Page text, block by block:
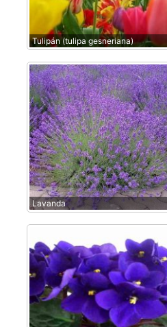
Tulipán (tulipa gesneriana)
Lavanda